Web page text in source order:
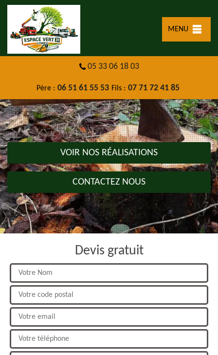
MENU
05 33 06 18 03
Père : 06 51 61 55 53 Fils : 07 71 72 41 85
VOIR NOS RÉALISATIONS
CONTACTEZ NOUS
Devis gratuit